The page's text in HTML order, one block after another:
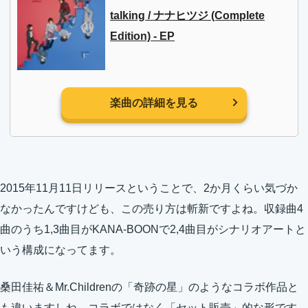
talking / ナナヒツジ (Complete
Edition) - EP
楽曲の詳細を見る
2015年11月11日 リリースということで、2か月くらい気づか
なかったんですけども、この売り方は斬新ですよね。収録曲4
曲のうち1,3曲目がKANA-BOONで2,4曲目がシナリオアートと
いう構成になってます。
桑田佳祐＆Mr.Childrenの「奇跡の星」のようなコラボ作品と